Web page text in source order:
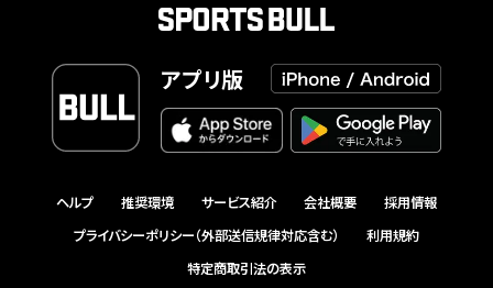
アプリ版
ヘルプ 推奨環境 サービス紹介 会社概要
採用情報
プライバシーポリシー（外部送信規律対応含む）
利用規約
特定商取引法の表示